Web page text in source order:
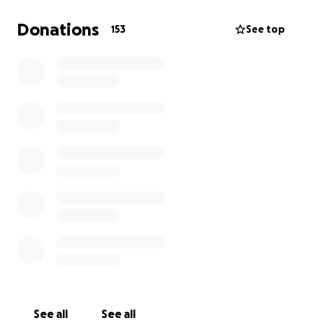
Ein bisschen Luft zum Atmen. Ein bisschen Sicherheit
– genau da, wo sie jetzt am meisten gebraucht wird.
bewältigen.
Donations 153 See top
See all See all